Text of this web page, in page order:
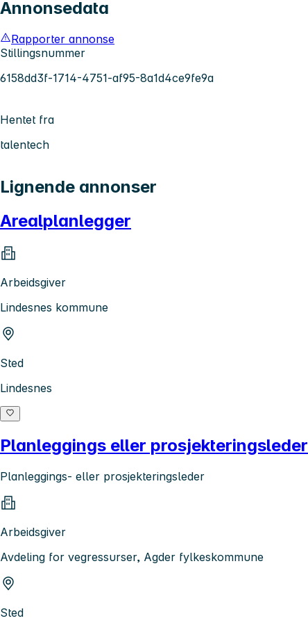
Annonsedata
Rapporter annonse
Stillingsnummer
6158dd3f-1714-4751-af95-8a1d4ce9fe9a
Hentet fra
talentech
Lignende annonser
Arealplanlegger
Arbeidsgiver
Lindesnes kommune
Sted
Lindesnes
Planleggings eller prosjekteringsleder
Planleggings- eller prosjekteringsleder
Arbeidsgiver
Avdeling for vegressurser, Agder fylkeskommune
Sted